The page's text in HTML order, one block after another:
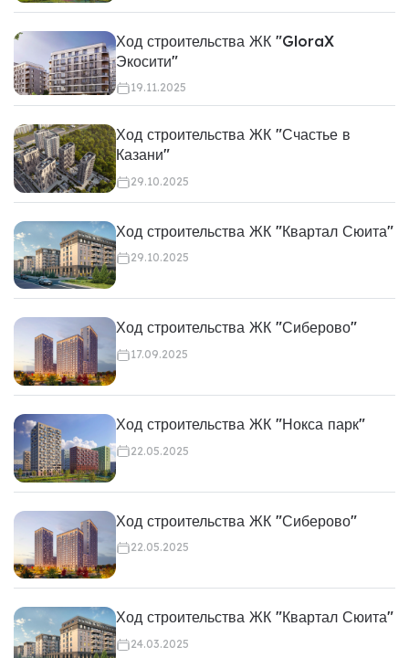
Ход строительства ЖК "GloraX
Экосити"
19.11.2025
Ход строительства ЖК "Счастье в
Казани"
29.10.2025
Ход строительства ЖК "Квартал Сюита"
29.10.2025
Ход строительства ЖК "Сиберово"
17.09.2025
Ход строительства ЖК "Нокса парк"
22.05.2025
Ход строительства ЖК "Сиберово"
22.05.2025
Ход строительства ЖК "Квартал Сюита"
24.03.2025